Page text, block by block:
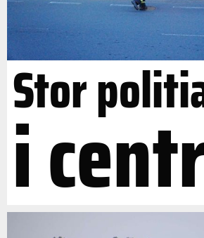
Stor
i